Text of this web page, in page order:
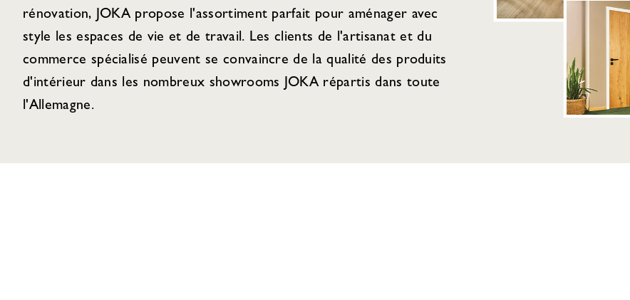
rénovation, JOKA propose l'assortiment parfait pour aménager avec
style les espaces de vie et de travail. Les clients de l'artisanat et du
commerce spécialisé peuvent se convaincre de la qualité des produits
d'intérieur dans les nombreux showrooms JOKA répartis dans toute
l'Allemagne.